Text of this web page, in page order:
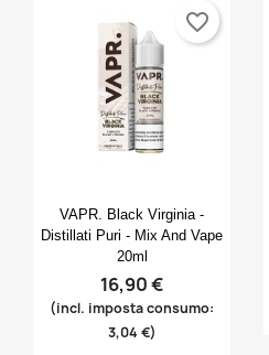
 Anteprima
VAPR. Black Virginia -
Distillati Puri - Mix And Vape
20ml
16,90 €
(incl. imposta consumo:
3,04 €)
favorite_border